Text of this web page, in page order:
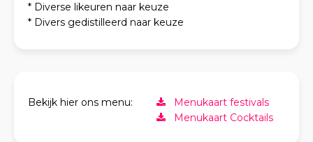
* Diverse likeuren naar keuze
* Divers gedistilleerd naar keuze
Bekijk hier ons menu:
Menukaart festivals
Menukaart Cocktails